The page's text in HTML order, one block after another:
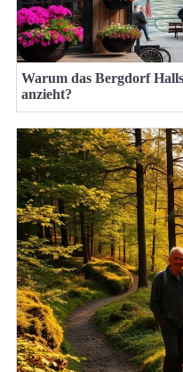
Warum das Bergdorf
anzieht?